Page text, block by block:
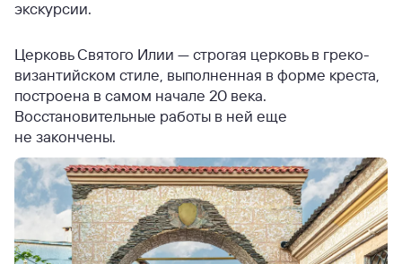
экскурсии.
Церковь Святого Илии — строгая церковь в греко-
византийском стиле, выполненная в форме креста,
построена в самом начале 20 века.
Восстановительные работы в ней еще
не закончены.